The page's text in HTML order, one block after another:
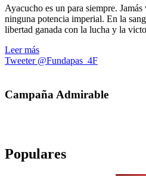
Ayacucho es un para siempre.
ninguna potencia imperial. En la
libertad ganada con la lucha y la
Leer más
Tweeter @Fundapas_4F
Campaña Admirable
Populares